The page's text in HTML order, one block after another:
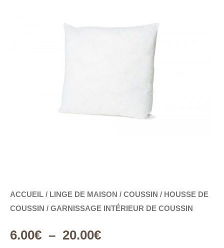
ACCUEIL / LINGE DE MAISON / COUSSIN / HOUSSE DE
COUSSIN / GARNISSAGE INTÉRIEUR DE COUSSIN
6.00€ – 20.00€
PRIX :